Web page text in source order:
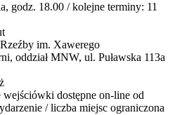
godz. 18.00 / kolejne terminy: 11
im. Xawerego
oddział MNW, ul. Puławska 113a
wejściówki dostępne on-line od
/ liczba miejsc ograniczona